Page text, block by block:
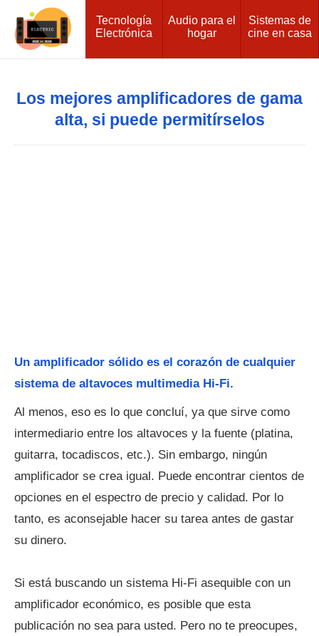
Tecnología
Electrónica
Audio para el
hogar
Sistemas de
cine en casa
Los mejores amplificadores de gama
alta, si puede permitírselos
Un amplificador sólido es el corazón de cualquier
sistema de altavoces multimedia Hi-Fi.
Al menos, eso es lo que concluí, ya que sirve como
intermediario entre los altavoces y la fuente (platina,
guitarra, tocadiscos, etc.). Sin embargo, ningún
amplificador se crea igual. Puede encontrar cientos de
opciones en el espectro de precio y calidad. Por lo
tanto, es aconsejable hacer su tarea antes de gastar
su dinero.
Si está buscando un sistema Hi-Fi asequible con un
amplificador económico, es posible que esta
publicación no sea para usted. Pero no te preocupes,